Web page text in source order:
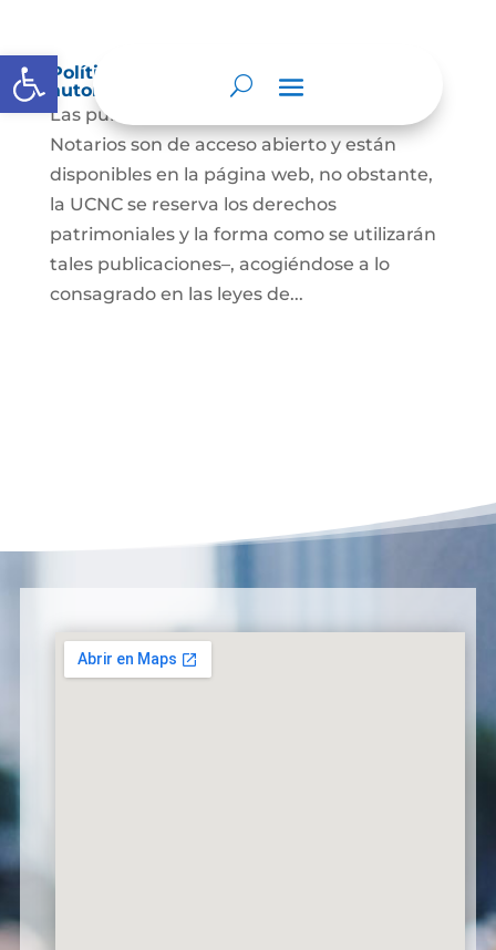
Abrir barra de herramientas
Política de derechos de autor y/o
autorización de uso sobre los contenidos
Las publicaciones de la UCNC y de los
Notarios son de acceso abierto y están
disponibles en la página web, no obstante,
la UCNC se reserva los derechos
patrimoniales y la forma como se utilizarán
tales publicaciones–, acogiéndose a lo
consagrado en las leyes de...